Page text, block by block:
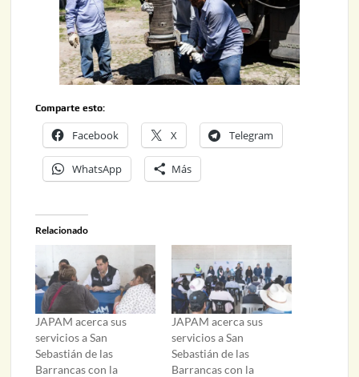
Comparte esto:
Facebook X Telegram
WhatsApp Más
Relacionado
JAPAM acerca sus
servicios a San
Sebastián de las
Barrancas con la
JAPAM acerca sus
servicios a San
Sebastián de las
Barrancas con la